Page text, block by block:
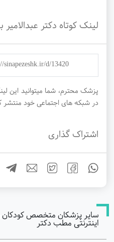
لینک کوتاه دکتر
sinapezeshk.ir/d/13420
پزشک محترم، شما میتوانید این
در شبکه های اجتماعی خود منتشر
اشتراک گذاری
سایر پزشکان متخصص کودکان و
اینترنتی مطب دکتر